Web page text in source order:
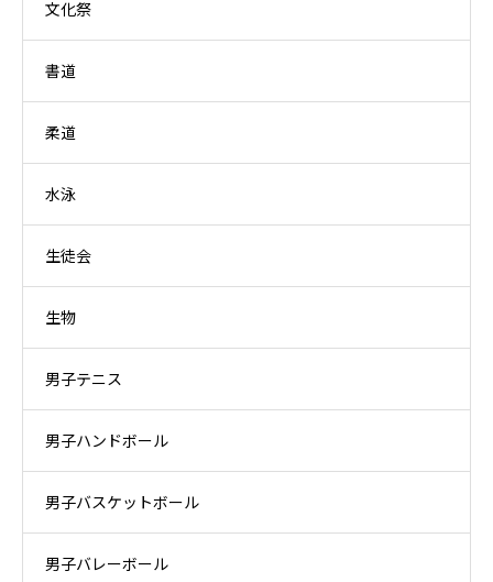
文化祭
書道
柔道
水泳
生徒会
生物
男子テニス
男子ハンドボール
男子バスケットボール
男子バレーボール